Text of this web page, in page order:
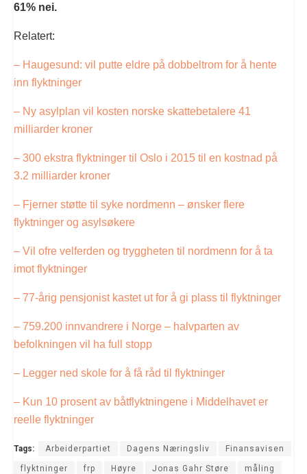
61% nei.
Relatert:
– Haugesund: vil putte eldre på dobbeltrom for å hente
inn flyktninger
– Ny asylplan vil kosten norske skattebetalere 41
milliarder kroner
– 300 ekstra flyktninger til Oslo i 2015 til en kostnad på
3.2 milliarder kroner
– Fjerner støtte til syke nordmenn – ønsker flere
flyktninger og asylsøkere
– Vil ofre velferden og tryggheten til nordmenn for å ta
imot flyktninger
– 77-årig pensjonist kastet ut for å gi plass til flyktninger
– 759.200 innvandrere i Norge – halvparten av
befolkningen vil ha full stopp
– Legger ned skole for å få råd til flyktninger
– Kun 10 prosent av båtflyktningene i Middelhavet er
reelle flyktninger
Tags: Arbeiderpartiet Dagens Næringsliv Finansavisen
flyktninger frp Høyre Jonas Gahr Støre måling